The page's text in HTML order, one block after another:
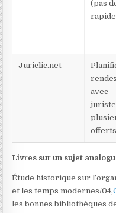
(pas
Juriclic.net
avec
offerts
Livres sur un sujet
Étude historique sur
et les temps modernes/04,
les bonnes bibliothèques